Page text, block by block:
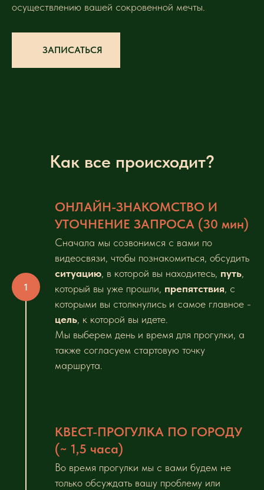
осуществлению вашей сокровенной мечты.
ЗАПИСАТЬСЯ
Как все происходит?
ОНЛАЙН-ЗНАКОМСТВО И
УТОЧНЕНИЕ ЗАПРОСА (30 мин)
Сначала мы созвонимся с вами по
видеосвязи, чтобы познакомиться, обсудить
ситуацию, в которой вы находитесь, путь,
который вы уже прошли, препятствия, с
которыми вы столкнулись и самое главное -
цель, к которой вы идете.
Мы выберем день и время для прогулки, а
также согласуем стартовую точку
маршрута.
КВЕСТ-ПРОГУЛКА ПО ГОРОДУ
(~ 1,5 часа)
Во время прогулки мы с вами будем не
только обсуждать вашу проблему или